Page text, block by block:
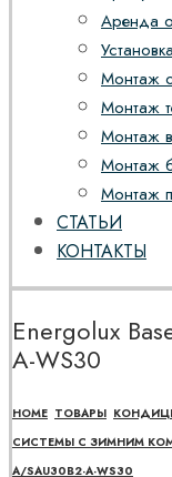
Аренда
Монтаж
Монтаж
Монтаж
Монтаж
Монтаж
СТАТЬИ
КОНТАКТЫ
Energolux
A-WS30
HOME ТОВАРЫ
СИСТЕМЫ С ЗИМНИМ
A/SAU30B2-A-WS30